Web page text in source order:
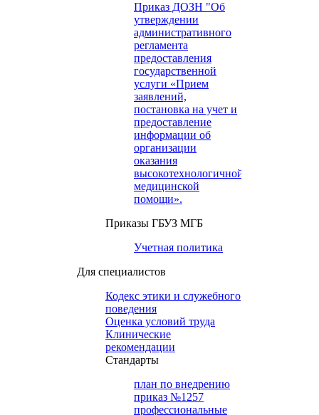
Приказ ДОЗН "Об
утверждении
административного
регламента
предоставления
государственной
услуги «Прием
заявлений,
постановка на учет и
предоставление
информации об
организации
оказания
высокотехнологичной
медицинской
помощи».
Приказы ГБУЗ МГБ
Учетная политика
Для специалистов
Кодекс этики и служебного
поведения
Оценка условий труда
Клинические
рекомендации
Cтандарты
план по внедрению
приказ №1257
профессиональные